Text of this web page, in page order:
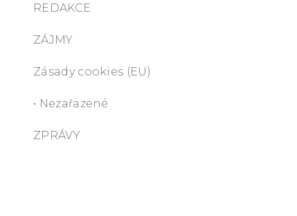
REDAKCE
ZÁJMY
Zásady cookies (EU)
• Nezařazené
ZPRÁVY